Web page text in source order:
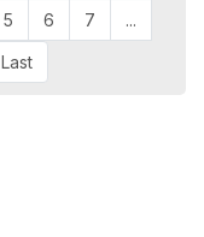
5 6 7 ...
Last